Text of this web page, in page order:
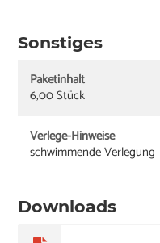
Sonstiges
Paketinhalt
6,00 Stück
Verlege-Hinweise
schwimmende Verlegung
Downloads